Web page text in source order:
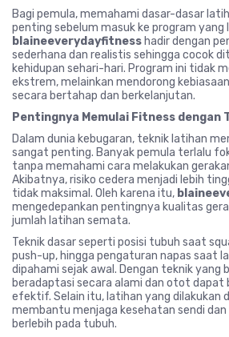
Bagi pemula, memahami dasar-dasar
penting sebelum masuk ke program yang
blaineeverydayfitness hadir dengan
sederhana dan realistis sehingga cocok
kehidupan sehari-hari. Program ini tidak
ekstrem, melainkan mendorong
secara bertahap dan berkelanjutan.
Pentingnya Memulai Fitness dengan
Dalam dunia kebugaran, teknik latihan
sangat penting. Banyak pemula terlalu
tanpa memahami cara melakukan
Akibatnya, risiko cedera menjadi lebih
tidak maksimal. Oleh karena itu,
mengedepankan pentingnya kualitas
jumlah latihan semata.
Teknik dasar seperti posisi tubuh saat
push-up, hingga pengaturan napas saat
dipahami sejak awal. Dengan teknik yang
beradaptasi secara alami dan otot dapat
efektif. Selain itu, latihan yang dilakukan
membantu menjaga kesehatan sendi
berlebih pada tubuh.